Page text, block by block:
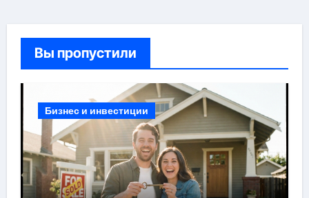
Вы пропустили
Бизнес и инвестиции